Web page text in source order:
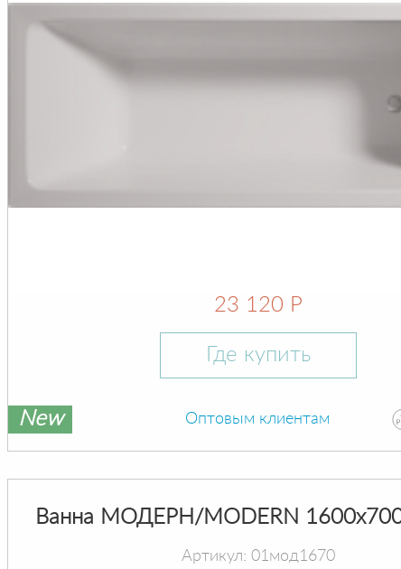
23 120 Р
Где купить
New Оптовым клиентам
Ванна МОДЕРН/MODERN
Артикул: 01мод1670